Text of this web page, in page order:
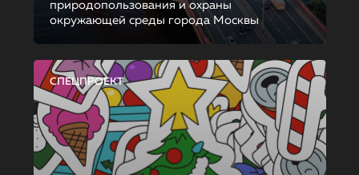
природопользования и охраны
окружающей среды города Москвы
СПЕЦПРОЕКТ